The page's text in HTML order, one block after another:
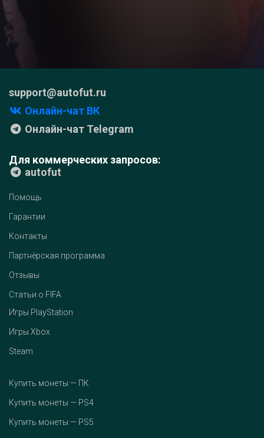
support@autofut.ru
Онлайн-чат ВК
Онлайн-чат Telegram
Для коммерческих запросов:
autofut
Помощь
Гарантии
Контакты
Партнёрская программа
Отзывы
Статьи о FIFA
Игры PlayStation
Игры Xbox
Steam
Купить монеты — ПК
Купить монеты — PS4
Купить монеты — PS5